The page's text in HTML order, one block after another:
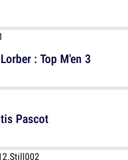
Pascot
: Top M'en 3